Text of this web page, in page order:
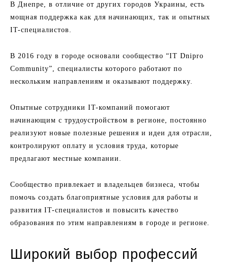
В Днепре, в отличие от других городов Украины, есть
мощная поддержка как для начинающих, так и опытных
IT-специалистов.
В 2016 году в городе основали сообщество “IT Dnipro
Community”, специалисты которого работают по
нескольким направлениям и оказывают поддержку.
Опытные сотрудники IT-компаний помогают
начинающим с трудоустройством в регионе, постоянно
реализуют новые полезные решения и идеи для отрасли,
контролируют оплату и условия труда, которые
предлагают местные компании.
Сообщество привлекает и владельцев бизнеса, чтобы
помочь создать благоприятные условия для работы и
развития IT-специалистов и повысить качество
образования по этим направлениям в городе и регионе.
Широкий выбор профессий